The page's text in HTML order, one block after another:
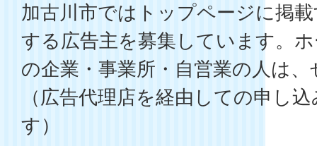
加古川市ではトップページに掲
する広告主を募集しています。
の企業・事業所・自営業の人は
（広告代理店を経由しての申し
す）